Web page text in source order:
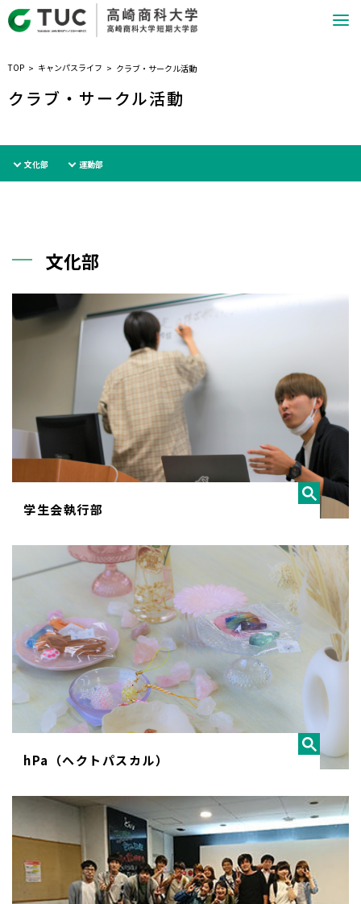
TOP キャンパスライフ クラブ・サークル活動
クラブ・サークル活動
文化部 運動部
文化部
学生会執行部
hPa（ヘクトパスカル）